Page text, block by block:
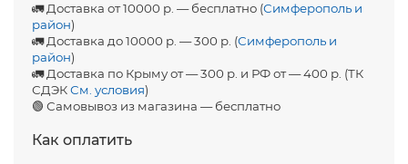
🚛 Доставка от 10000 р. — бесплатно (Симферополь и
район)
🚛 Доставка до 10000 р. — 300 р. (Симферополь и
район)
🚛 Доставка по Крыму от — 300 р. и РФ от — 400 р. (ТК
СДЭКСм. условия)
🟢 Самовывоз из магазина — бесплатно
Как оплатить